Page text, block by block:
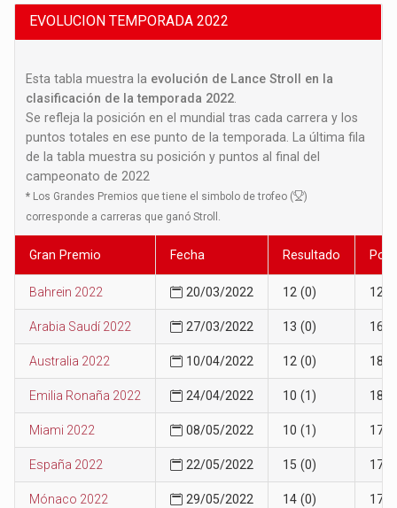
EVOLUCION TEMPORADA 2022
Esta tabla muestra la evolución de Lance Stroll en la
clasificación de la temporada 2022
Se refleja la posición en el mundial tras cada carrera y los
puntos totales en ese punto de la temporada. La última fila
de la tabla muestra su posición y puntos al final del
campeonato de 2022
* Los Grandes Premios que tiene el simbolo de trofeo (
)
corresponde a carreras que ganó Stroll.
Gran Premio Fecha Resultado
Bahrein 2022 20/03/2022 12 (0) 12
Arabia Saudí 2022 27/03/2022 13 (0) 16
Australia 2022 10/04/2022 12 (0) 18
Emilia Ronaña 2022 24/04/2022 10 (1) 18
Miami 2022 08/05/2022 10 (1) 17
España 2022 22/05/2022 15 (0) 17
Mónaco 2022 29/05/2022 14 (0) 17